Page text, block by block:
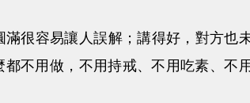
很容易讓人誤解；講得好，對方也
不用做，不用持戒、不用吃素、不